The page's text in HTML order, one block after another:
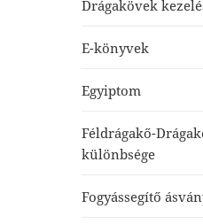
Drágakövek
E-könyvek
Egyiptom
Féldrágakő-
különbsége
Fogyássegítő